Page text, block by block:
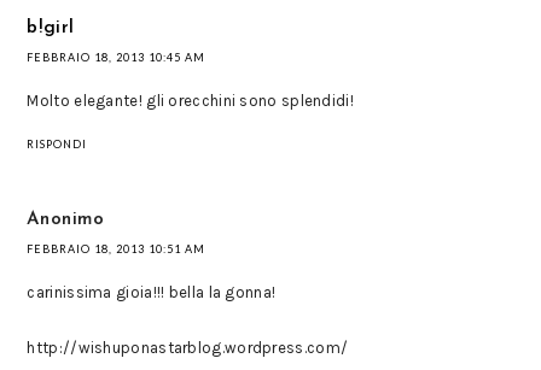
b!girl
FEBBRAIO 18, 2013 10:45 AM
Molto elegante! gli orecchini sono splendidi!
RISPONDI
Anonimo
FEBBRAIO 18, 2013 10:51 AM
carinissima gioia!!! bella la gonna!
http://wishuponastarblog.wordpress.com/